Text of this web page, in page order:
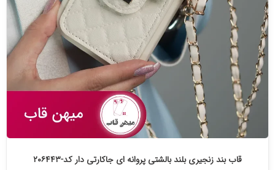
قاب بند زنجیری بلند بالشتی پروانه ای جاکارتی دار کد-۲۰۶۴۴۳